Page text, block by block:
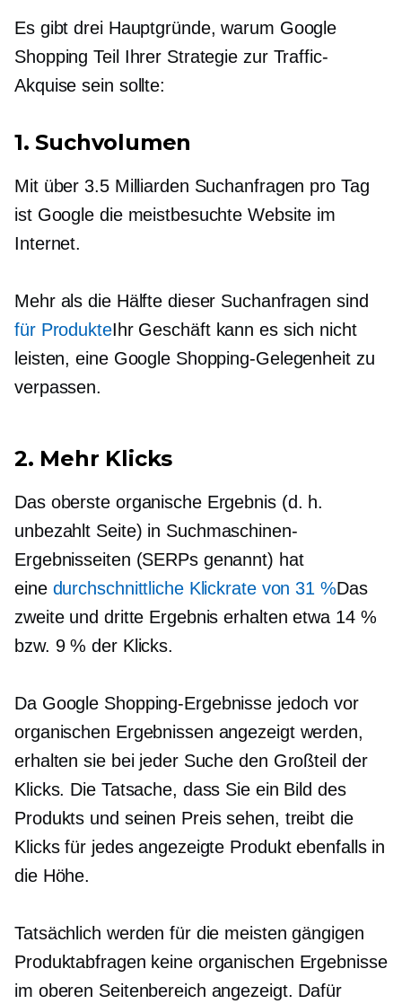
Es gibt drei Hauptgründe, warum Google
Shopping Teil Ihrer Strategie zur Traffic-
Akquise sein sollte:
1. Suchvolumen
Mit über 3.5 Milliarden Suchanfragen pro Tag
ist Google die meistbesuchte Website im
Internet.
Mehr als die Hälfte dieser Suchanfragen sind
für ProdukteIhr Geschäft kann es sich nicht
leisten, eine Google Shopping-Gelegenheit zu
verpassen.
2. Mehr Klicks
Das oberste organische Ergebnis (d. h.
unbezahlt Seite) in Suchmaschinen-
Ergebnisseiten (SERPs genannt) hat
eine durchschnittliche Klickrate von 31 %Das
zweite und dritte Ergebnis erhalten etwa 14 %
bzw. 9 % der Klicks.
Da Google Shopping-Ergebnisse jedoch vor
organischen Ergebnissen angezeigt werden,
erhalten sie bei jeder Suche den Großteil der
Klicks. Die Tatsache, dass Sie ein Bild des
Produkts und seinen Preis sehen, treibt die
Klicks für jedes angezeigte Produkt ebenfalls in
die Höhe.
Tatsächlich werden für die meisten gängigen
Produktabfragen keine organischen Ergebnisse
im oberen Seitenbereich angezeigt. Dafür